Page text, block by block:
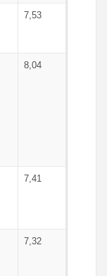
7,53
8,04
7,41
7,32